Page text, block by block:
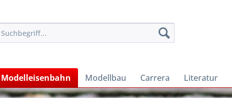
Modelleisenbahn Modellbau Carrera Literatur